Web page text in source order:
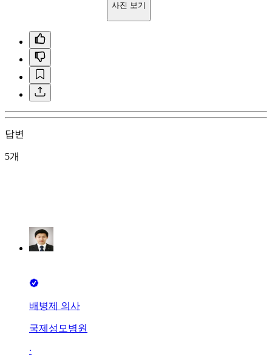
사진 보기
답변
5개
배병제 의사
국제성모병원
∙